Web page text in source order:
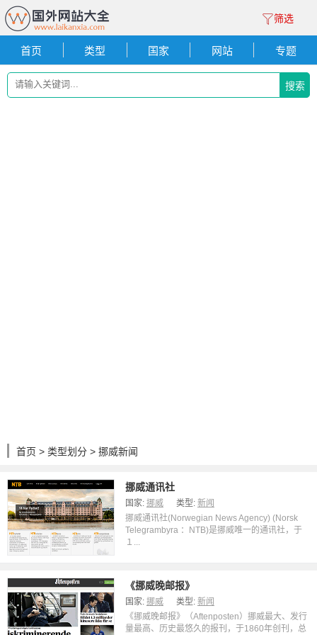
筛选
首页 类型 国家 网站 专题
搜索
首页 > 类型划分 > 挪威新闻
挪威通讯社
国家: 挪威 类型: 新闻
挪威通讯社(Norwegian News Agency) (Norsk
Telegrambyra ：NTB)是挪威唯一的通讯社，于
１...
《挪威晚邮报》
国家: 挪威 类型: 新闻
《挪威晚邮报》（Aftenposten）挪威最大、发行
量最高、历史最悠久的报刊，于1860年创刊，总